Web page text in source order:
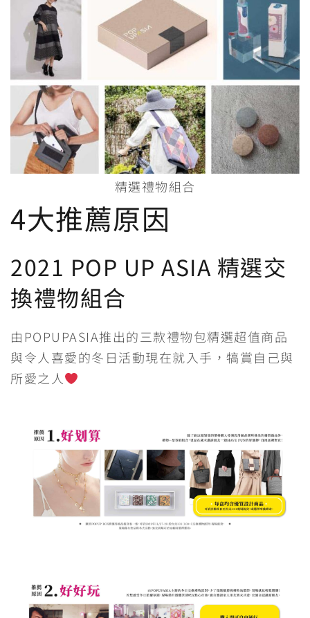
精選禮物組合
4大推薦原因
2021 POP UP ASIA 精選交
換禮物組合
由POPUPASIA推出的三款禮物包精選超值商品
與令人喜愛的冬日活動現在就入手，犒賞自己與
所愛之人